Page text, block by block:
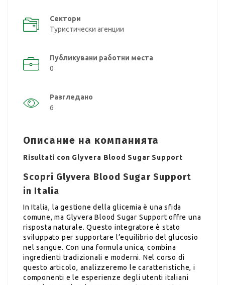
Сектори
Туристически агенции
Публикувани работни места
0
Разгледано
6
Описание на компанията
Risultati con Glyvera Blood Sugar Support
Scopri Glyvera Blood Sugar Support
in Italia
In Italia, la gestione della glicemia è una sfida
comune, ma Glyvera Blood Sugar Support offre una
risposta naturale. Questo integratore è stato
sviluppato per supportare l’equilibrio del glucosio
nel sangue. Con una formula unica, combina
ingredienti tradizionali e moderni. Nel corso di
questo articolo, analizzeremo le caratteristiche, i
componenti e le esperienze degli utenti italiani